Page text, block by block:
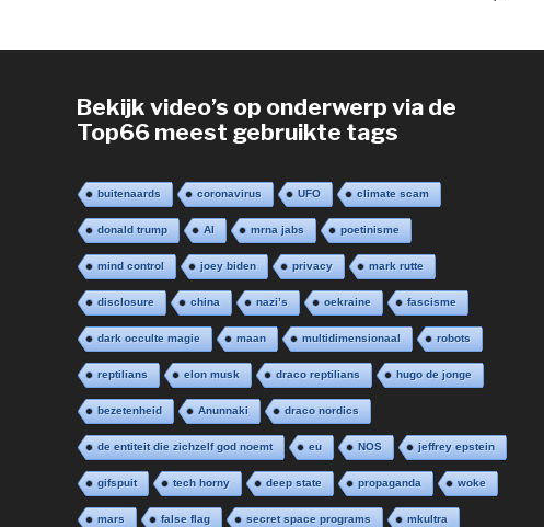
Bekijk video’s op onderwerp via de
Top66 meest gebruikte tags
buitenaards coronavirus UFO climate scam
donald trump AI mrna jabs poetinisme
mind control joey biden privacy mark rutte
disclosure china nazi’s oekraine fascisme
dark occulte magie maan multidimensionaal robots
reptilians elon musk draco reptilians hugo de jonge
bezetenheid Anunnaki draco nordics
de entiteit die zichzelf god noemt eu NOS jeffrey epstein
gifspuit tech horny deep state propaganda woke
mars false flag secret space programs mkultra